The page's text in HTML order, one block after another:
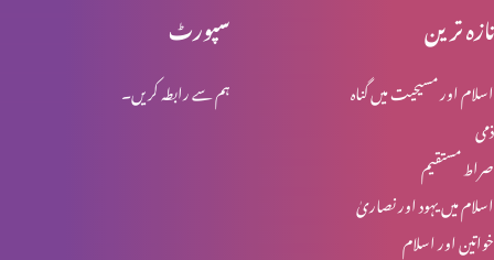
یسوع مسیح کی گرفتاری اور عدالت
سپورٹ
ہم سے رابطہ کریں۔
تازہ ترین
اسلام اور مسیحیت میں گناہ
ذمی
صراط مستقیم
اسلام میں یہود اور نصاریٰ
خواتین اور اسلام